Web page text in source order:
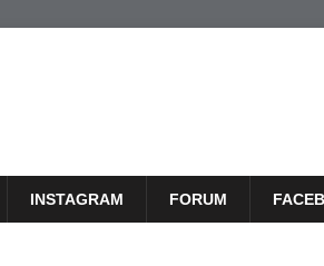
INSTAGRAM FORUM